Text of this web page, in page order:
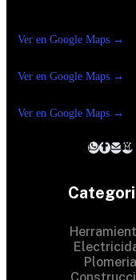
Ver en Google Maps →
Ver en Google Maps →
Ver en Google Maps →
Plomeria